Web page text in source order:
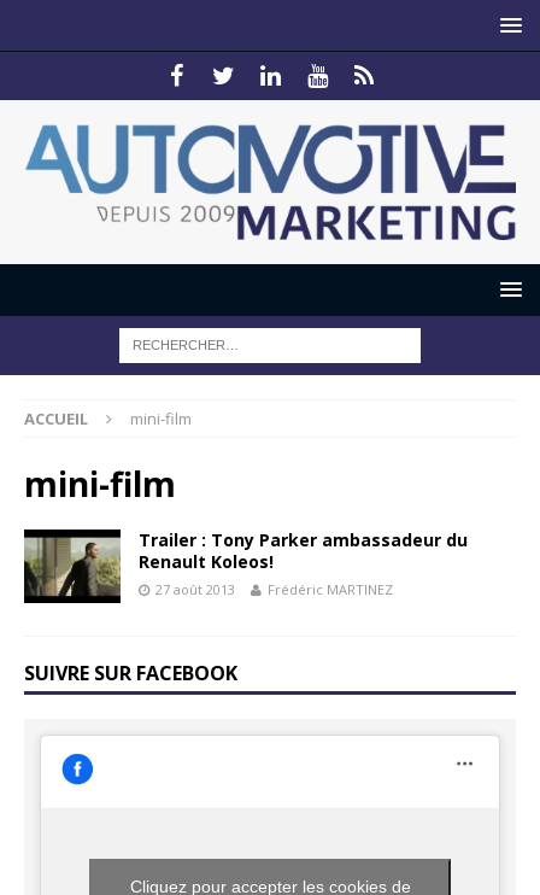
ACCUEIL mini-film
mini-film
Trailer : Tony Parker ambassadeur du
Renault Koleos!
27 août 2013 Frédéric MARTINEZ
SUIVRE SUR FACEBOOK
Cliquez pour accepter les cookies de